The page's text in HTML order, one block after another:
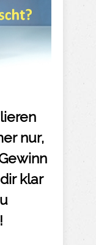
nur,
klar